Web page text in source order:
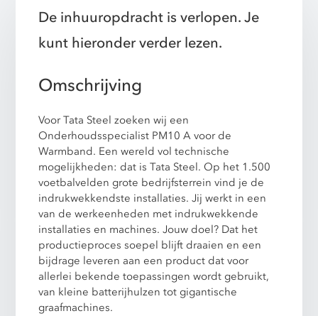
De inhuuropdracht is verlopen. Je
kunt hieronder verder lezen.
Omschrijving
Voor Tata Steel zoeken wij een
Onderhoudsspecialist PM10 A voor de
Warmband. Een wereld vol technische
mogelijkheden: dat is Tata Steel. Op het 1.500
voetbalvelden grote bedrijfsterrein vind je de
indrukwekkendste installaties. Jij werkt in een
van de werkeenheden met indrukwekkende
installaties en machines. Jouw doel? Dat het
productieproces soepel blijft draaien en een
bijdrage leveren aan een product dat voor
allerlei bekende toepassingen wordt gebruikt,
van kleine batterijhulzen tot gigantische
graafmachines.